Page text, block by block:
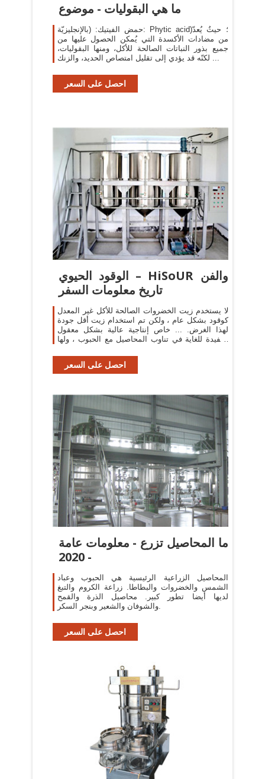
ما هي البقوليات - موضوع
حمض الفيتيك: (بالإنجليزيّة: Phytic acid)؛ حيثُ يُعدّ
من مضادات الأكسدة التي يُمكن الحصول عليها من
جميع بذور النباتات الصالحة للأكل، ومنها البقوليات،
لكنّه قد يؤدي إلى تقليل امتصاص الحديد، والزنك ...
احصل على السعر
الوقود الحيوي – HiSoUR والفن
تاريخ معلومات السفر
لا يستخدم زيت الخضروات الصالحة للأكل غير المعدل
كوقود بشكل عام ، ولكن تم استخدام زيت أقل جودة
لهذا الغرض. ... خاص إنتاجية عالية بشكل معقول
ومفيدة للغاية في تناوب المحاصيل مع الحبوب ، ولها
احصل على السعر
ما المحاصيل تزرع - معلومات عامة
- 2020
المحاصيل الزراعية الرئيسية هي الحبوب وعباد
الشمس والخضروات والبطاطا. زراعة الكروم والتبغ
لديها أيضا تطور كبير. محاصيل الذرة والقمح
والشوفان والشعير وبنجر السكر.
احصل على السعر